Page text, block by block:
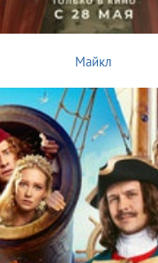
Майкл